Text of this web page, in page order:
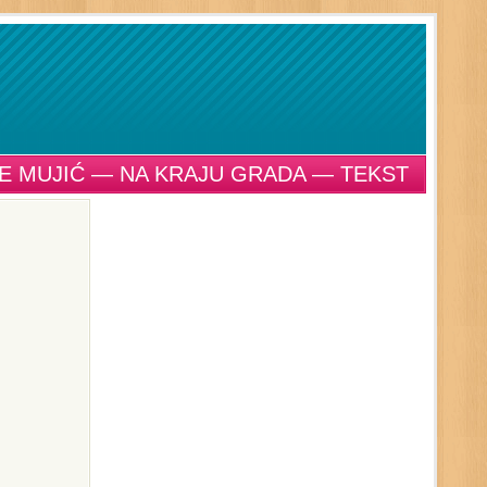
MUJIĆ — NA KRAJU GRADA — TEKST